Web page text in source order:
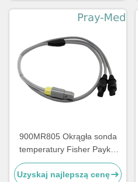
900MR805 Okrągła sonda
temperatury Fisher Paykel
wielokrotnego użytku
Uzyskaj najlepszą cenę